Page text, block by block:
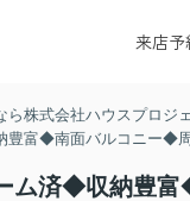
来店予
株式会社ハウスプロジ
豊富◆南面バルコニー◆
ム済◆収納豊